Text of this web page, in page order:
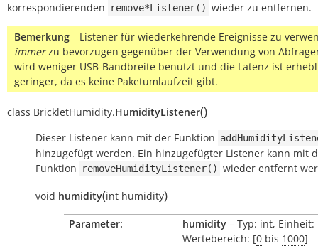
korrespondierenden
remove*Listener() wieder zu entfernen.
Bemerkung
Listener für wiederkehrende Ereignisse zu
immerzu bevorzugen gegenüber der Verwendung von
wird weniger USB-Bandbreite benutzt und die Latenz ist
geringer, da es keine Paketumlaufzeit gibt.
class BrickletHumidity.HumidityListener()
Dieser Listener kann mit der Funktion
hinzugefügt werden. Ein hinzugefügter Listener kann mit
Funktion
removeHumidityListener() wieder entfernt
void humidity(int humidity)
Parameter: humidity – Typ: int,
Wertebereich: [0 bis 1000]